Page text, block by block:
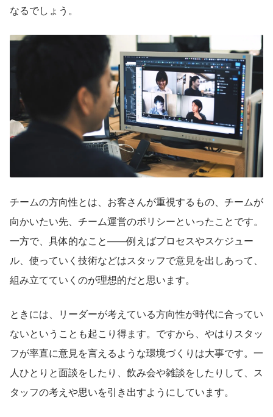
なるでしょう。
チームの方向性とは、お客さんが重視するもの、チームが
向かいたい先、チーム運営のポリシーといったことです。
一方で、具体的なこと——例えばプロセスやスケジュー
ル、使っていく技術などはスタッフで意見を出しあって、
組み立てていくのが理想的だと思います。
ときには、リーダーが考えている方向性が時代に合ってい
ないということも起こり得ます。ですから、やはりスタッ
フが率直に意見を言えるような環境づくりは大事です。一
人ひとりと面談をしたり、飲み会や雑談をしたりして、ス
タッフの考えや思いを引き出すようにしています。